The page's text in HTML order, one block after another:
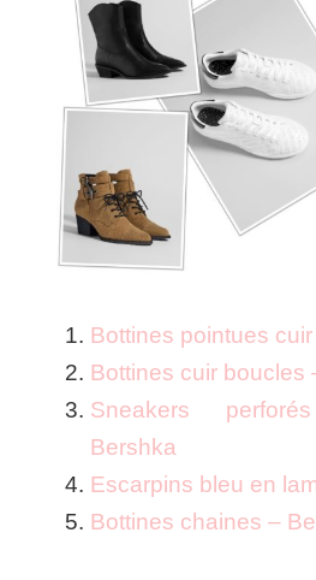
Bottines pointues
Bottines cuir boucles
Sneakers
Bershka
Escarpins bleu en
Bottines chaines –